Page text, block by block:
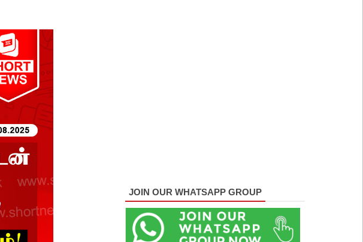
JOIN OUR WHATSAPP GROUP